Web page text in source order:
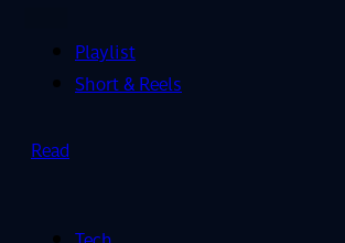
Playlist
Short & Reels
Read